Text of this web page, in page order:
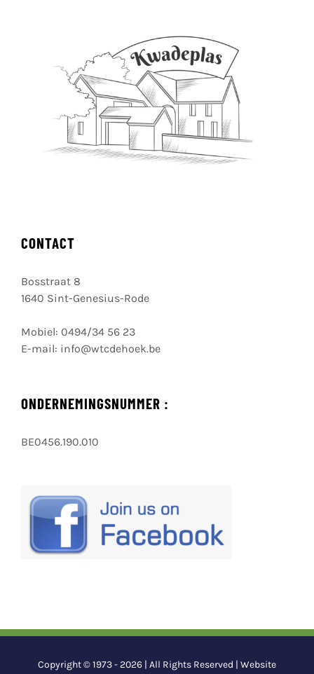
CONTACT
Bosstraat 8
1640 Sint-Genesius-Rode
Mobiel: 0494/34 56 23
E-mail: info@wtcdehoek.be
ONDERNEMINGSNUMMER :
BE0456.190.010
Copyright © 1973 -2026 | All Rights Reserved | Website